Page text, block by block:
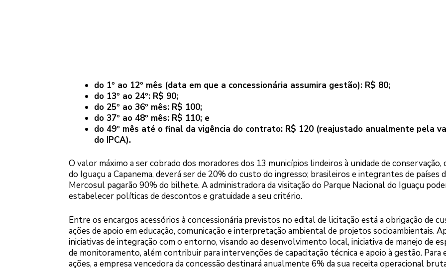
do 1º ao 12º mês (data em que a concessionária assumira gestão): R$ 80;
do 13º ao 24º: R$ 90;
do 25º ao 36º mês: R$ 100;
do 37º ao 48º mês: R$ 110; e
do 49º mês até o final da vigência do contrato: R$ 120 (reajustado anualmente pela
do IPCA).
O valor máximo a ser cobrado dos moradores dos 13 municípios lindeiros à unidade de conservação,
do Iguaçu a Capanema, deverá ser de 20% do custo do ingresso; brasileiros e integrantes de países
Mercosul pagarão 90% do bilhete. A administradora da visitação do Parque Nacional do Iguaçu
estabelecer políticas de descontos e gratuidade a seu critério.
Entre os encargos acessórios à concessionária previstos no edital de licitação está a obrigação de
ações de apoio em educação, comunicação e interpretação ambiental de projetos socioambientais.
iniciativas de integração com o entorno, visando ao desenvolvimento local, iniciativa de manejo de
de monitoramento, além contribuir para intervenções de capacitação técnica e apoio à gestão. Para
ações, a empresa vencedora da concessão destinará anualmente 6% da sua receita operacional